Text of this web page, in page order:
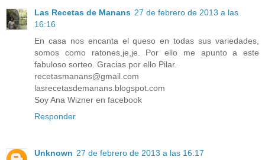
Las Recetas de Manans 27 de febrero de 2013 a las
16:16
En casa nos encanta el queso en todas sus variedades,
somos como ratones,je,je. Por ello me apunto a este
fabuloso sorteo. Gracias por ello Pilar.
recetasmanans@gmail.com
lasrecetasdemanans.blogspot.com
Soy Ana Wizner en facebook
Responder
Unknown 27 de febrero de 2013 a las 16:17